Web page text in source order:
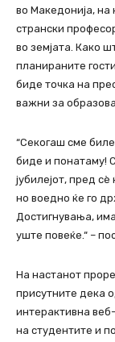
во Македонија, на
странски
во земјата. Како
планираните
биде точка на
важни за
“Секогаш сме
биде и понатаму!
јубилејот, пред
но воедно ќе го
Достигнувања,
уште повеќе.“ –
На настанот
присутните дека
интерактивна
на студентите и